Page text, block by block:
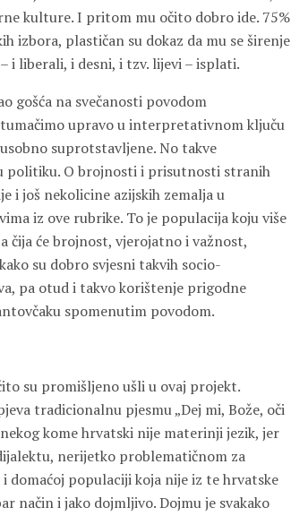
kulture. I pritom mu očito dobro ide. 75%
izbora, plastičan su dokaz da mu se širenje
i liberali, i desni, i tzv. lijevi – isplati.
gošća na svečanosti povodom
upravo u interpretativnom ključu
suprotstavljene. No takve
politiku. O brojnosti i prisutnosti stranih
i još nekolicine azijskih zemalja u
iz ove rubrike. To je populacija koju više
čija će brojnost, vjerojatno i važnost,
su dobro svjesni takvih socio-
pa otud i takvo korištenje prigodne
spomenutim povodom.
su promišljeno ušli u ovaj projekt.
tradicionalnu pjesmu „Dej mi, Bože, oči
kome hrvatski nije materinji jezik, jer
nerijetko problematičnom za
domaćoj populaciji koja nije iz te hrvatske
način i jako dojmljivo. Dojmu je svakako